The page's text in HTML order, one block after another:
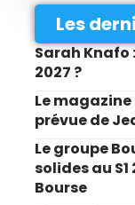
Les
Sarah Knafo
2027 ?
Le magazine
prévue de
Le groupe
solides au
Bourse